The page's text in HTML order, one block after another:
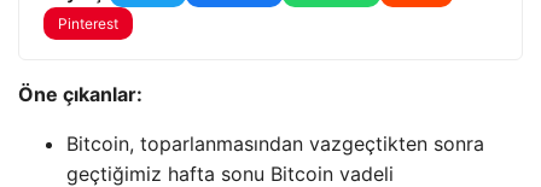
Pinterest
Öne çıkanlar:
Bitcoin, toparlanmasından vazgeçtikten sonra
geçtiğimiz hafta sonu Bitcoin vadeli